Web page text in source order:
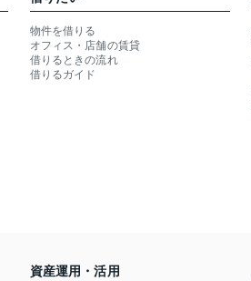
物件を借りる
オフィス・店舗の賃貸
借りるときの流れ
借りるガイド
資産運用・活用